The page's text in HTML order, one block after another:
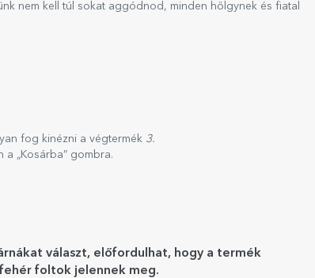
nem kell túl sokat aggódnod, minden hölgynek és fiatal
fog kinézni a végtermék 3.
a „Kosárba” gombra.
választ, előfordulhat, hogy a termék
foltok jelennek meg.